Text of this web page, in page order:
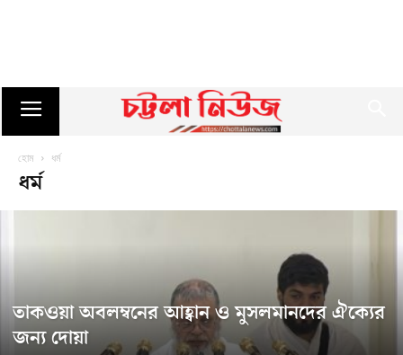
হোম ধর্ম
ধর্ম
তাকওয়া অবলম্বনের আহ্বান ও মুসলমানদের ঐক্যের
জন্য দোয়া